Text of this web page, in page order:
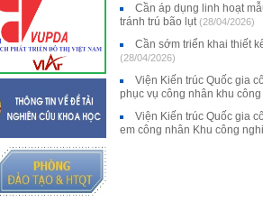
Cần áp dụng linh hoạt
tránh trú bão lụt (28/04/2026)
Cần sớm triển khai thiết
(28/04/2026)
Viện Kiến trúc Quốc gia
phục vụ công nhân khu công
Viện Kiến trúc Quốc gia
em công nhân Khu công